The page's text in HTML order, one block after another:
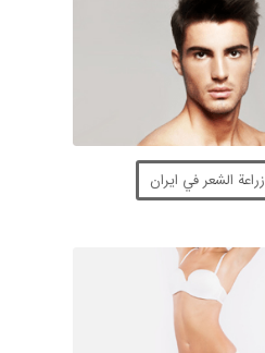
زراعة الشعر في ايران